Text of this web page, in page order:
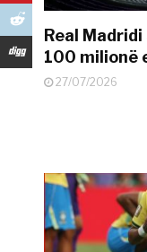
Real
100 milionë
27/07/2026